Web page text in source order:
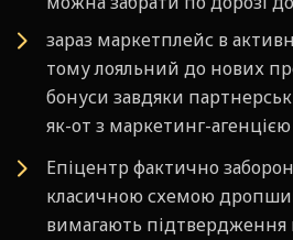
зараз маркетплейс в
тому лояльний до нових
бонуси завдяки
як-от з маркетинг-агенцією
Епіцентр фактично
класичною схемою
вимагають підтвердження